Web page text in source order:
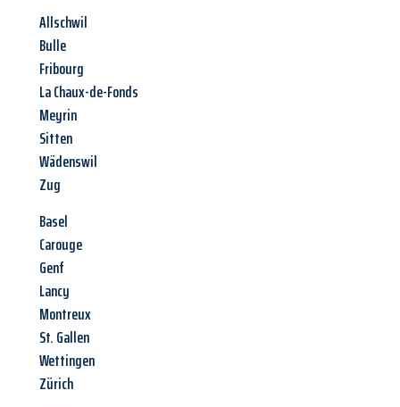
Allschwil
Bulle
Fribourg
La Chaux-de-Fonds
Meyrin
Sitten
Wädenswil
Zug
Basel
Carouge
Genf
Lancy
Montreux
St. Gallen
Wettingen
Zürich